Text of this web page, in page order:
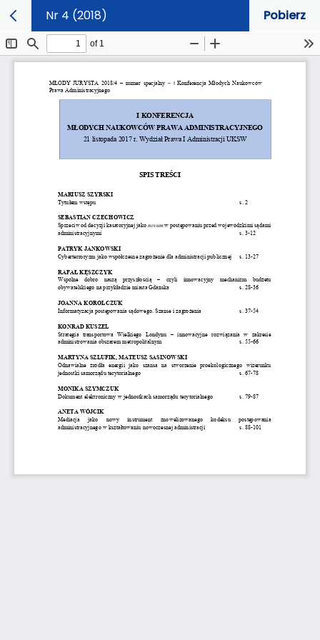
Nr 4 (2018) Pobierz